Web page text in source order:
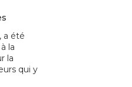
, a été
la
la
qui y